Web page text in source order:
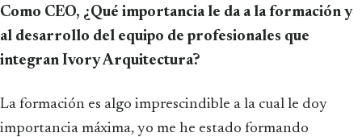
Como CEO, ¿Qué importancia le da a la formación y
al desarrollo del equipo de profesionales que
integran Ivory Arquitectura?
La formación es algo imprescindible a la cual le doy
importancia máxima, yo me he estado formando